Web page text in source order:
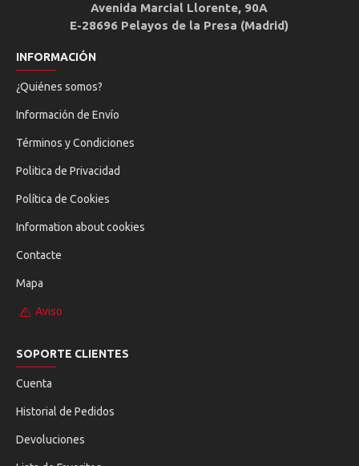
Avenida Marcial Llorente, 90A
E-28696 Pelayos de la Presa (Madrid)
INFORMACIÓN
¿Quiénes somos?
Información de Envío
Términos y Condiciones
Politica de Privacidad
Política de Cookies
Information about cookies
Contacte
Mapa
Aviso
SOPORTE CLIENTES
Cuenta
Historial de Pedidos
Devoluciones